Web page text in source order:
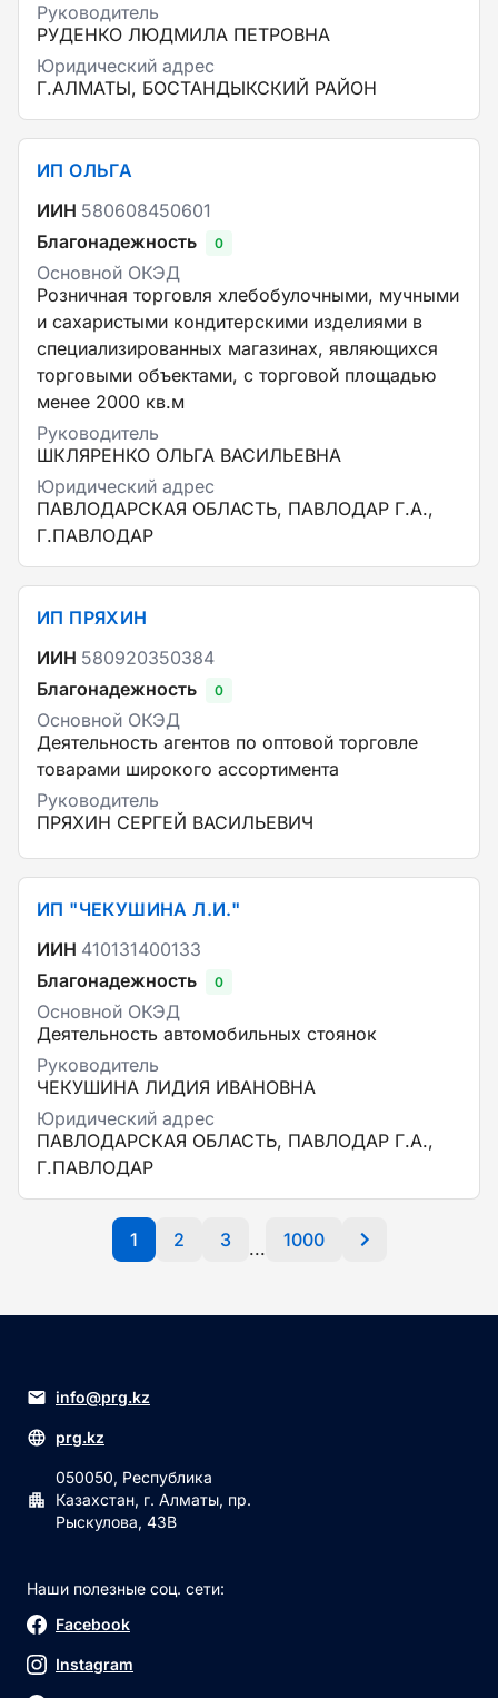
Руководитель
РУДЕНКО ЛЮДМИЛА ПЕТРОВНА
Юридический адрес
Г.АЛМАТЫ, БОСТАНДЫКСКИЙ РАЙОН
ИП ОЛЬГА
ИИН 580608450601
Благонадежность
0
Основной ОКЭД
Розничная торговля хлебобулочными, мучными
и сахаристыми кондитерскими изделиями в
специализированных магазинах, являющихся
торговыми объектами, с торговой площадью
менее 2000 кв.м
Руководитель
ШКЛЯРЕНКО ОЛЬГА ВАСИЛЬЕВНА
Юридический адрес
ПАВЛОДАРСКАЯ ОБЛАСТЬ, ПАВЛОДАР Г.А.,
Г.ПАВЛОДАР
ИП ПРЯХИН
ИИН 580920350384
Благонадежность
0
Основной ОКЭД
Деятельность агентов по оптовой торговле
товарами широкого ассортимента
Руководитель
ПРЯХИН СЕРГЕЙ ВАСИЛЬЕВИЧ
ИП "ЧЕКУШИНА Л.И."
ИИН 410131400133
Благонадежность
0
Основной ОКЭД
Деятельность автомобильных стоянок
Руководитель
ЧЕКУШИНА ЛИДИЯ ИВАНОВНА
Юридический адрес
ПАВЛОДАРСКАЯ ОБЛАСТЬ, ПАВЛОДАР Г.А.,
Г.ПАВЛОДАР
1 2 3 ... 1000
info@prg.kz
prg.kz
050050, Республика
Казахстан, г. Алматы, пр.
Рыскулова, 43В
Наши полезные соц. сети:
Facebook
Instagram